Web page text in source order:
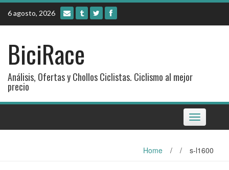
Skip
content
6 agosto, 2026
BiciRace
Análisis, Ofertas y Chollos Ciclistas. Ciclismo al mejor
precio
Toggle
navigation
Home / / s-l1600